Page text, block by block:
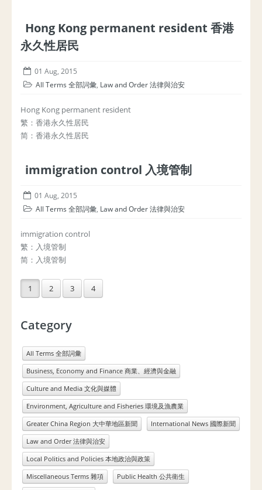
Hong Kong permanent resident 香港
永久性居民
01 Aug, 2015
All Terms 全部詞彙, Law and Order 法律與治安
Hong Kong permanent resident
繁：香港永久性居民
简：香港永久性居民
immigration control 入境管制
01 Aug, 2015
All Terms 全部詞彙, Law and Order 法律與治安
immigration control
繁：入境管制
简：入境管制
1 2 3 4
Category
All Terms 全部詞彙
Business, Economy and Finance 商業、經濟與金融
Culture and Media 文化與媒體
Environment, Agriculture and Fisheries 環境及漁農業
Greater China Region 大中華地區新聞
International News 國際新聞
Law and Order 法律與治安
Local Politics and Policies 本地政治與政策
Miscellaneous Terms 雜項
Public Health 公共衛生